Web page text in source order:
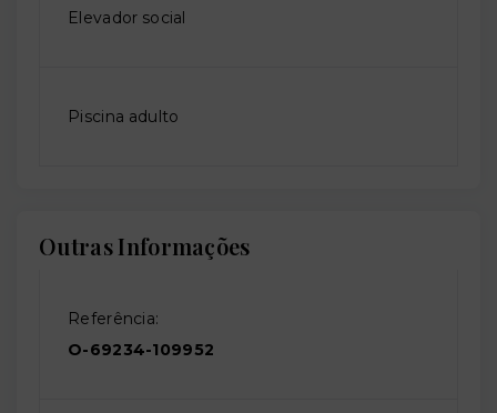
Elevador social
Piscina adulto
Outras Informações
Referência:
O-69234-109952